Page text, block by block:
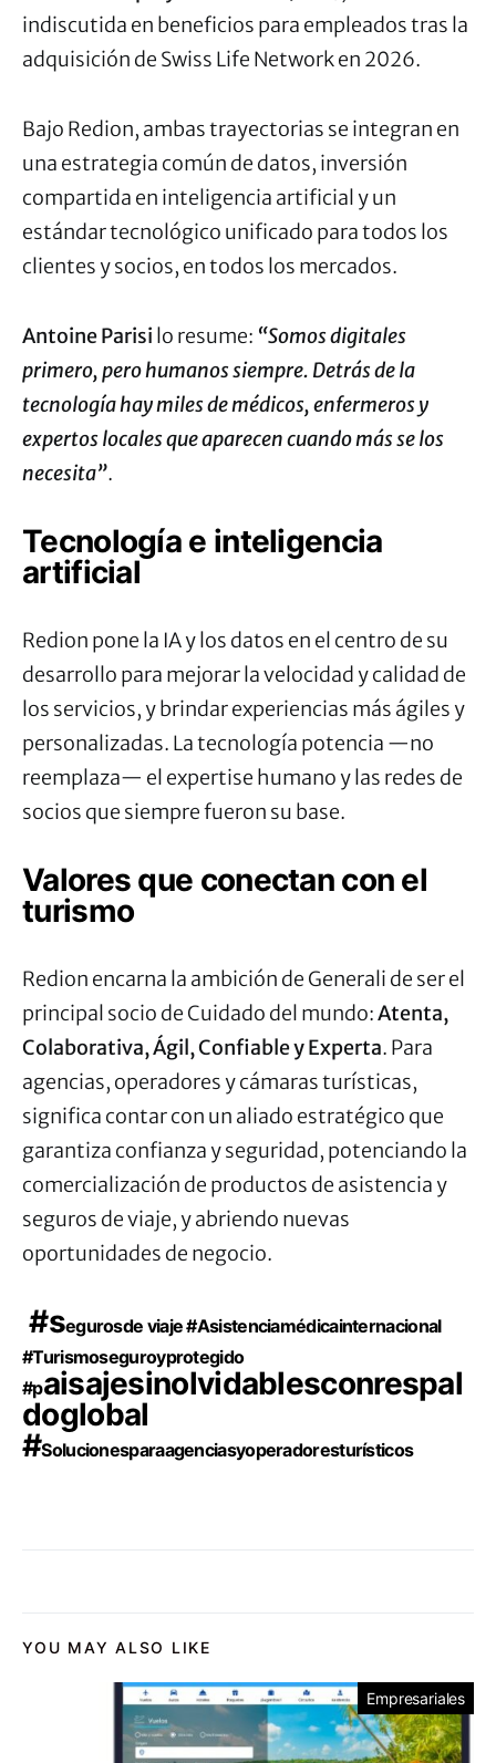
indiscutida en beneficios para empleados tras la
adquisición de Swiss Life Network en 2026.
Bajo Redion, ambas trayectorias se integran en
una estrategia común de datos, inversión
compartida en inteligencia artificial y un
estándar tecnológico unificado para todos los
clientes y socios, en todos los mercados.
Antoine Parisi lo resume: “Somos digitales
primero, pero humanos siempre. Detrás de la
tecnología hay miles de médicos, enfermeros y
expertos locales que aparecen cuando más se los
necesita”.
Tecnología e inteligencia
artificial
Redion pone la IA y los datos en el centro de su
desarrollo para mejorar la velocidad y calidad de
los servicios, y brindar experiencias más ágiles y
personalizadas. La tecnología potencia —no
reemplaza— el expertise humano y las redes de
socios que siempre fueron su base.
Valores que conectan con el
turismo
Redion encarna la ambición de Generali de ser el
principal socio de Cuidado del mundo:Atenta,
Colaborativa, Ágil, Confiable y Experta. Para
agencias, operadores y cámaras turísticas,
significa contar con un aliado estratégico que
garantiza confianza y seguridad, potenciando la
comercialización de productos de asistencia y
seguros de viaje, y abriendo nuevas
oportunidades de negocio.
#segurosde viaje #Asistenciamédicainternacional
#Turismoseguroyprotegido
#paisajesinolvidablesconrespal
doglobal
#Solucionesparaagenciasyoperadoresturísticos
YOU MAY ALSO LIKE
Empresariales